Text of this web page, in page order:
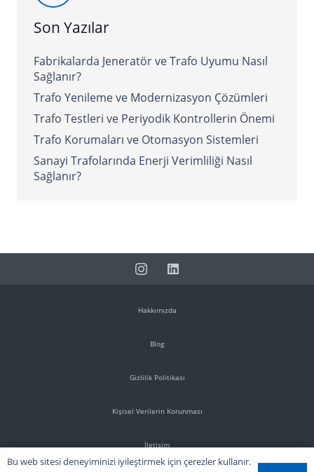
Son Yazılar
Fabrikalarda Jeneratör ve Trafo Uyumu Nasıl
Sağlanır?
Trafo Yenileme ve Modernizasyon Çözümleri
Trafo Testleri ve Periyodik Kontrollerin Önemi
Trafo Korumaları ve Otomasyon Sistemleri
Sanayi Trafolarında Enerji Verimliliği Nasıl
Sağlanır?
Hakkımızda
Blog
Gizlilik Politikası
Kişisel Verilerin Korunması
İletişim
Bu web sitesi deneyiminizi iyileştirmek için çerezler kullanır.